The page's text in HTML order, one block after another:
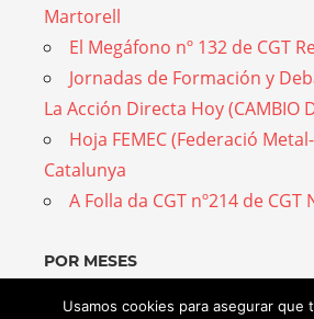
Martorell
El Megáfono nº 132 de CGT
Jornadas de Formación y
La Acción Directa Hoy (CAMBIO
Hoja FEMEC (Federació
Catalunya
A Folla da CGT nº214 de
POR MESES
PorUsamos cookies para asegurar que